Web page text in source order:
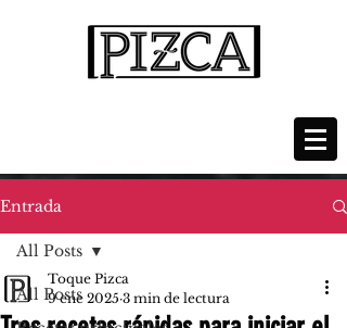
Entrada
All Posts
All Posts
Toque Pizca
9 ene 2025 3 min de lectura